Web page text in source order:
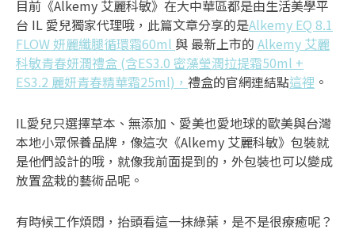
目前《Alkemy 艾麗科敏》在大中華區都是由生活美學平
台 IL 愛兒獨家代理哦，此篇文章分享的是Alkemy EQ 8.1
FLOW 妍麗纖腿循環霜60ml 與 最新上市的 Alkemy 艾麗
科敏青春妍潤禮盒 (含ES3.0 密藻瑩潤拉提霜50ml +
ES3.2 麗妍青春精華霜25ml)， 禮盒的官網連結點這裡 。
IL愛兒只選擇草本、無添加、愛美也愛地球的歐美與台灣
本地小眾保養品牌，像這次《Alkemy 艾麗科敏》包裝就
是他們設計的哦，就像我前面提到的，外包裝也可以變成
放置盆栽的藝術品呢。
有時候工作煩悶，抬頭看這一抹綠葉，是不是很療癒呢？